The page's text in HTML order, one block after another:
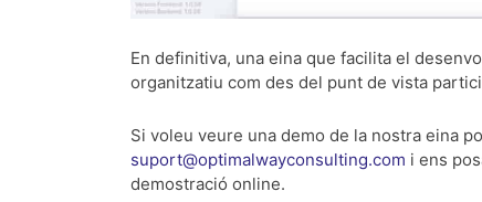
En definitiva, una eina que facilita el
organitzatiu com des del punt de vista
Si voleu veure una demo de la nostra eina
suport@optimalwayconsulting.com i ens
demostració online.